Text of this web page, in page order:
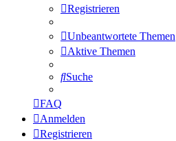
Registrieren
Unbeantwortete Themen
Aktive Themen
Suche
FAQ
Anmelden
Registrieren